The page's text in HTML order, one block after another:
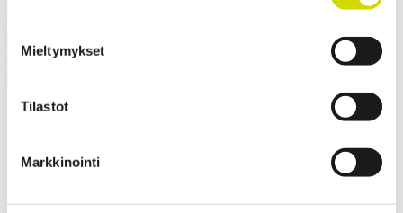
Mieltymykset
Tilastot
Markkinointi
Mitat ja paino
Materiaalitiedot
Standardit
Leveys
Sisäsyvyys